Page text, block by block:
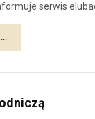
serwis